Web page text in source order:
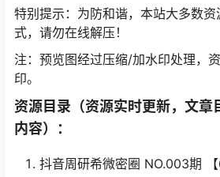
特别提示：为防和谐，本站大多数
式，请勿在线解压！
注：预览图经过压缩/加水印处理，
印。
资源目录（资源实时更新，文章
内容）：
抖音周研希微密圈 NO.003期 【